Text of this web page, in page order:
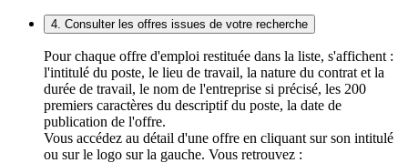
4. Consulter les offres issues de votre recherche
Pour chaque offre d'emploi restituée dans la liste, s'affichent :
l'intitulé du poste, le lieu de travail, la nature du contrat et la
durée de travail, le nom de l'entreprise si précisé, les 200
premiers caractères du descriptif du poste, la date de
publication de l'offre.
Vous accédez au détail d'une offre en cliquant sur son intitulé
ou sur le logo sur la gauche. Vous retrouvez :